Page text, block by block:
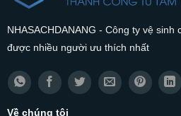
NHASACHDANANG - Công ty vệ
được nhiều người ưu thích nhất
Về chúng tôi